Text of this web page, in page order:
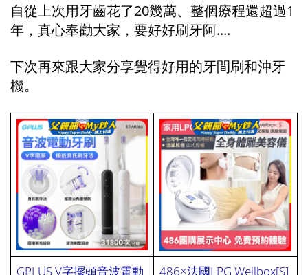
自從上次用牙齒花了20幾萬、整個療程還超過1
年，真心奉勸大家，要好好刷牙阿....
下次再來跟大家分享覺得好用的牙間刷和沖牙
機。
GPLUS V字擺頭音波電動 486×法國LPG Wellbox[S]